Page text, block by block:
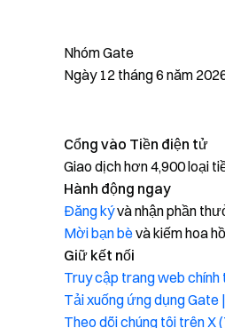
Nhóm Gate
Ngày 12 tháng 6 năm
Cổng vào Tiền điện tử
Giao dịch hơn 4,900 loại
Hành động ngay
Đăng kývà nhận phần
Mời bạn bèvà kiếm hoa
Giữ kết nối
Truy cập trang web
Tải xuống ứng dụng Gate
Theo dõi chúng tôi trên X